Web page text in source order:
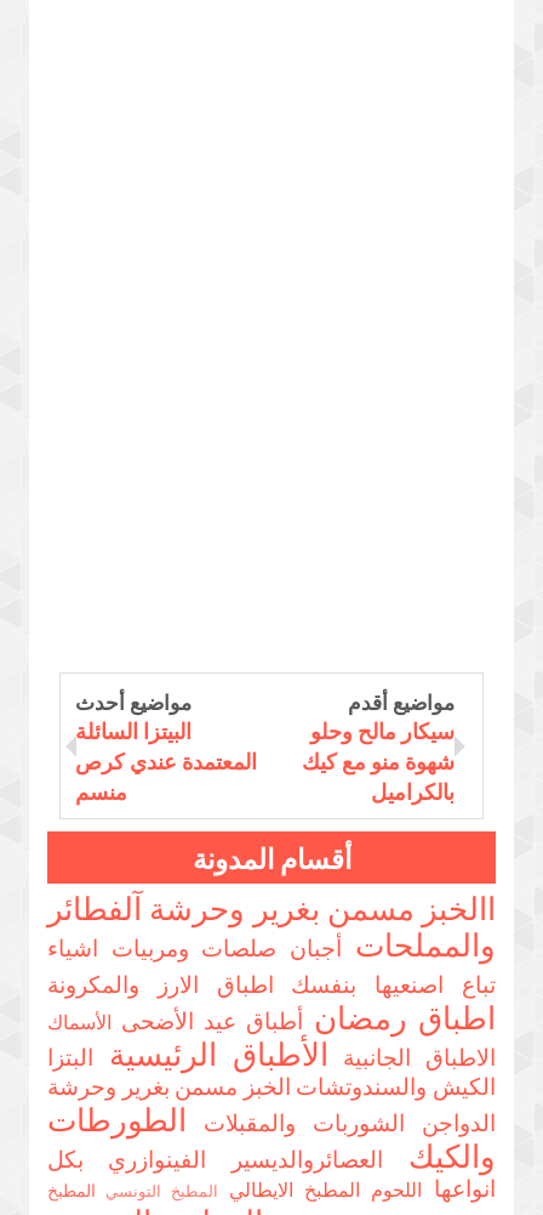
مواضيع أحدث
البيتزا السائلة
المعتمدة عندي كرص
منسم
مواضيع أقدم
سيكار مالح وحلو
شهوة منو مع كيك
بالكراميل
أقسام المدونة
االخبز مسمن بغرير وحرشة آلفطائر
والمملحاتأجبان صلصات ومربيات اشياء
تباع اصنعيها بنفسك اطباق الارز والمكرونة
اطباق رمضان أطباق عيد الأضحى الأسماك
الاطباق الجانبية الأطباق الرئيسية
البتزا
الكيش والسندوتشات الخبز مسمن بغرير وحرشة
الدواجن الشوربات والمقبلات الطورطات
والكيك
العصائروالديسير الفينوازري بكل
انواعها
اللحوم المطبخ الايطالي المطبخ التونسي المطبخ